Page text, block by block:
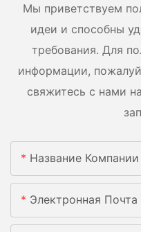
Мы приветствуем
идеи и способны
требования. Для
информации,
свяжитесь с нами
Название Компании
Электронная Почта